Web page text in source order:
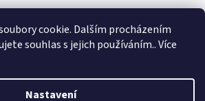
cookie. Dalším procházením
souhlas s jejich používáním.. Více
Nastavení